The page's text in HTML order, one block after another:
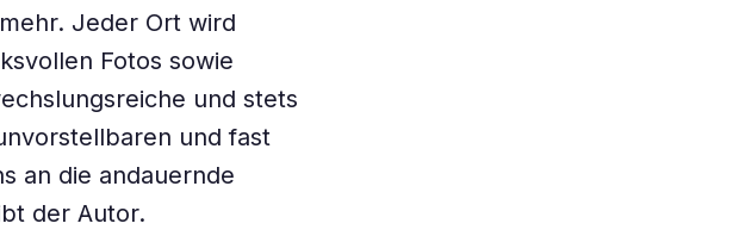
Jeder Ort wird
Fotos sowie
und stets
und fast
an die andauernde
der Autor.